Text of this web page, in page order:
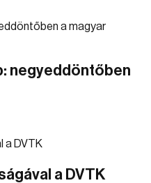
negyeddöntőben
a DVTK